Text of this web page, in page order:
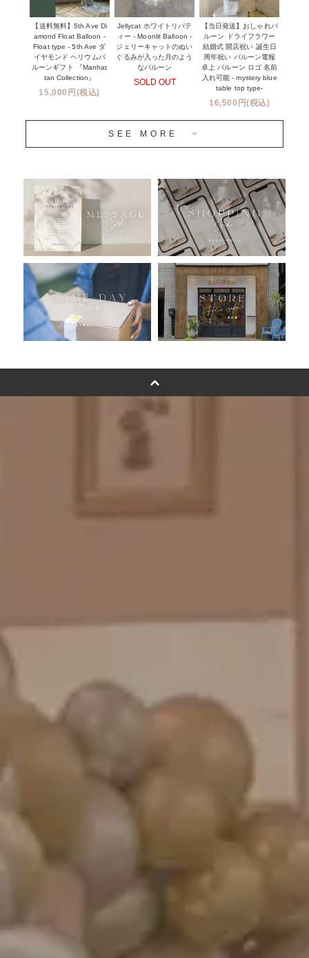
※コンフェッティバルーン -プリント内容-
センター店・沖縄 嘉手納基地店-
プリントサービス
前撮り写真バルーン特集
姉妹店＆関連ショップについて
安心のチャビーバルーン
おすすめ商品
バルーン自動販売機
浮くバルーンオーダーメイド - coming soonn -
卓上バルーンオーダーメイド
ムーンリットバルーンについて
その他オーダーメイド
バルーンフラワーブーケについて
【送料無料】5th Ave Di
amond Float Balloon -
Float type - 5th Ave ダ
イヤモンド ヘリウムバ
ルーンギフト 『Manhat
tan Collection』
15,000円(税込)
Jellycat ホワイトリバテ
ィー - Moonlit Balloon -
ジェリーキャットのぬい
ぐるみが入った月のよう
なバルーン
SOLD OUT
【当日発送】おしゃれバ
ルーン ドライフラワー
結婚式 開店祝い 誕生日
周年祝い バルーン電報
卓上 バルーン ロゴ 名前
入れ可能 - mystery blue
table top type-
16,500円(税込)
SEE MORE